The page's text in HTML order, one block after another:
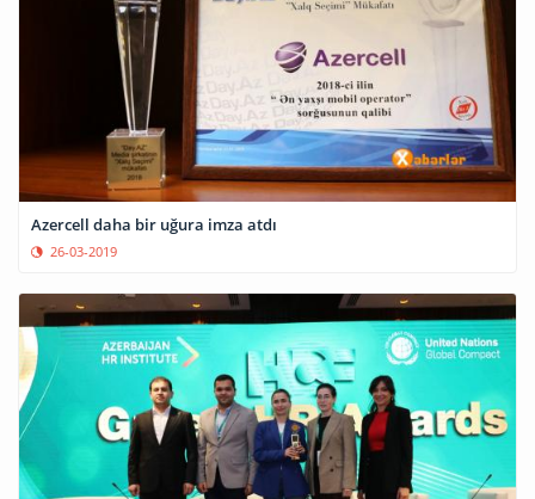
Azercell daha bir uğura imza atdı
26-03-2019